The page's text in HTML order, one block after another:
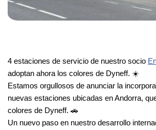
4 estaciones de servicio de nuestro socio
adoptan ahora los colores de Dyneff. ☀️
Estamos orgullosos de anunciar la
nuevas estaciones ubicadas en Andorra,
colores de Dyneff. 🚗
Un nuevo paso en nuestro desarrollo